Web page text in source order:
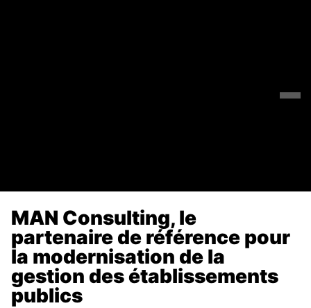
MAN Consulting, le
partenaire de référence pour
la modernisation de la
gestion des établissements
publics